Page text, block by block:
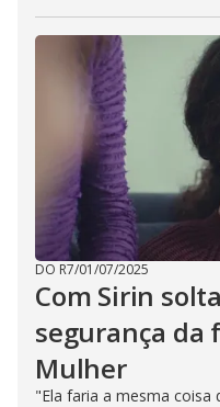
DO R7/01/07/2025
Com Sirin
segurança da
Mulher
"Ela faria a mesma coisa